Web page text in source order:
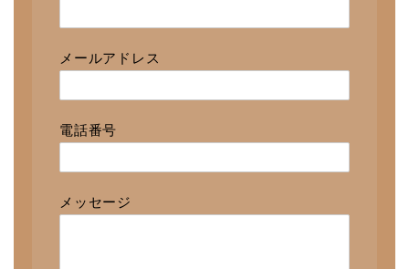
メールアドレス
電話番号
メッセージ